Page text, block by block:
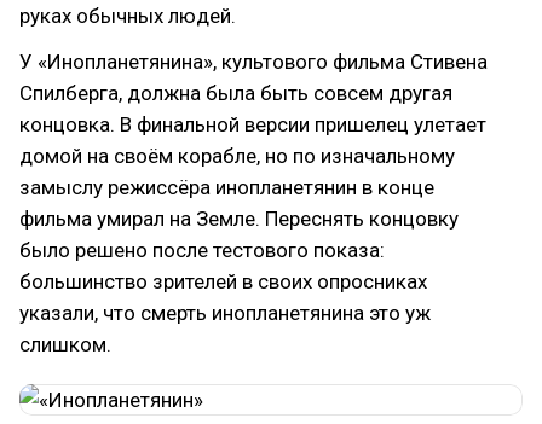
руках обычных людей.
У «Инопланетянина», культового фильма Стивена
Спилберга, должна была быть совсем другая
концовка. В финальной версии пришелец улетает
домой на своём корабле, но по изначальному
замыслу режиссёра инопланетянин в конце
фильма умирал на Земле. Переснять концовку
было решено после тестового показа:
большинство зрителей в своих опросниках
указали, что смерть инопланетянина это уж
слишком.